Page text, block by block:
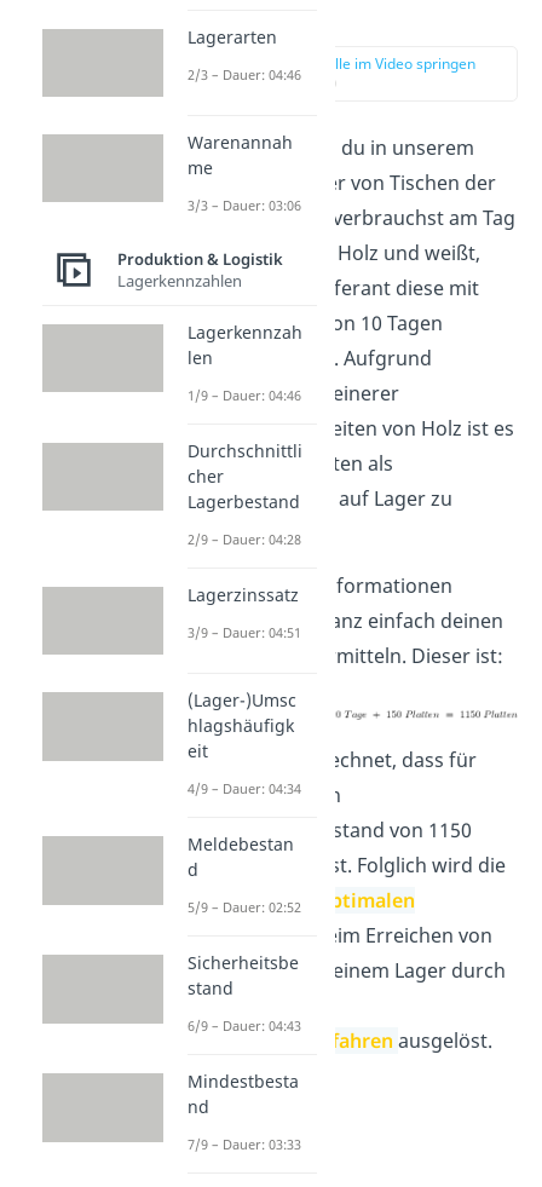
zur Stelle im Video springen
(01:08)
Stell dir vor, dass du in unserem
Beispiel Hersteller von Tischen der
Holz AG bist. Du verbrauchst am Tag
etwa 100 Platten Holz und weißt,
dass dein Holzlieferant diese mit
einer Lieferzeit von 10 Tagen
beschaffen kann. Aufgrund
gelegentlicher kleinerer
Lieferschwierigkeiten von Holz ist es
sinnvoll, 150 Platten als
Mindestbestand
auf Lager zu
haben.
Anhand dieser Informationen
kannst du nun ganz einfach deinen
Meldebestand ermitteln. Dieser ist:
Du hast nun berechnet, dass für
deine Holz AG ein
Anforderungsbestand von 1150
Platten sinnvoll ist. Folglich wird die
Bestellung der
optimalen
beim Erreichen von
1150 Platten in deinem Lager durch
Bestellpunktverfahren ausgelöst.
Lagerarten
2/3 – Dauer: 04:46
Warenannah
me
3/3 – Dauer: 03:06
Produktion & Logistik
Lagerkennzahlen
Lagerkennzah
len
1/9 – Dauer: 04:46
Durchschnittli
cher
Lagerbestand
2/9 – Dauer: 04:28
Lagerzinssatz
3/9 – Dauer: 04:51
(Lager-)Umsc
hlagshäufigk
eit
4/9 – Dauer: 04:34
Meldebestan
d
5/9 – Dauer: 02:52
Sicherheitsbe
stand
6/9 – Dauer: 04:43
Mindestbesta
nd
7/9 – Dauer: 03:33